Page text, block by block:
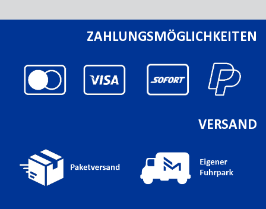
ZAHLUNGSMÖGLICHKEITEN
VERSAND